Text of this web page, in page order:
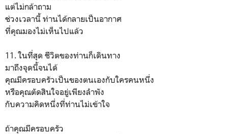
แต่ไม่กล้าถาม
ช่วงเวลานี้ ท่านได้กลายเป็นอากาศ
ที่คุณมองไม่เห็นไปแล้ว
11. ในที่สุด ชีวิตของท่านก็เดินทาง
มาถึงจุดนี้จนได้
คุณมีครอบครัวเป็นของตนเองกับใครคนหนึ่ง
หรือคุณตัดสินใจอยู่เพียงลำพัง
กับความคิดหนึ่งที่ท่านไม่เข้าใจ
ถ้าคุณมีครอบครัว